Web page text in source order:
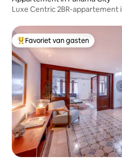
Luxe Centric 2BR-appartement
Topfavoriet van gasten
Favoriet van gasten